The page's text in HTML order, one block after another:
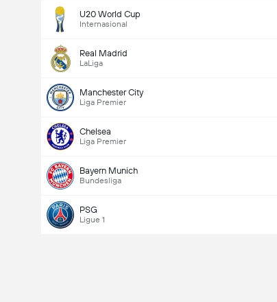
U20 World Cup
Internasional
Real Madrid
LaLiga
Manchester City
Liga Premier
Chelsea
Liga Premier
Bayern Munich
Bundesliga
PSG
Ligue 1